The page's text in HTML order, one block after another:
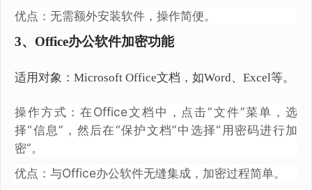
优点：无需额外安装软件，操作简便。
3、Office办公软件加密功能
适用对象：Microsoft Office文档，如Word、Excel等。
操作方式：在Office文档中，点击“文件”菜单，选
择“信息”，然后在“保护文档”中选择“用密码进行加
密”。
优点：与Office办公软件无缝集成，加密过程简单。